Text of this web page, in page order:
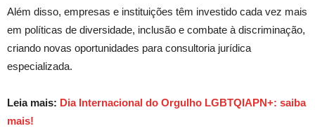
Além disso, empresas e instituições têm investido cada vez mais
em políticas de diversidade, inclusão e combate à discriminação,
criando novas oportunidades para consultoria jurídica
especializada.
Leia mais: Dia Internacional do Orgulho LGBTQIAPN+: saiba
mais!